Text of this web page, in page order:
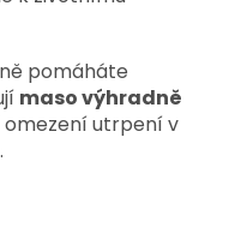
pomáháte
maso výhradně
utrpení v